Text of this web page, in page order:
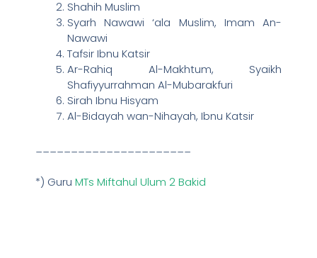
Shahih Muslim
Syarh Nawawi ‘ala Muslim, Imam An-
Nawawi
Tafsir Ibnu Katsir
Ar-Rahiq Al-Makhtum, Syaikh
Shafiyyurrahman Al-Mubarakfuri
Sirah Ibnu Hisyam
Al-Bidayah wan-Nihayah, Ibnu Katsir
*) Guru MTs Miftahul Ulum 2 Bakid